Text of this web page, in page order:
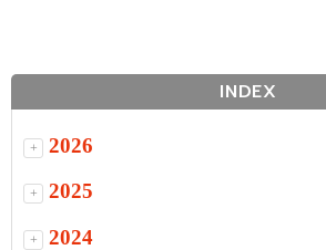
INDEX
+ 2026
+ 2025
+ 2024